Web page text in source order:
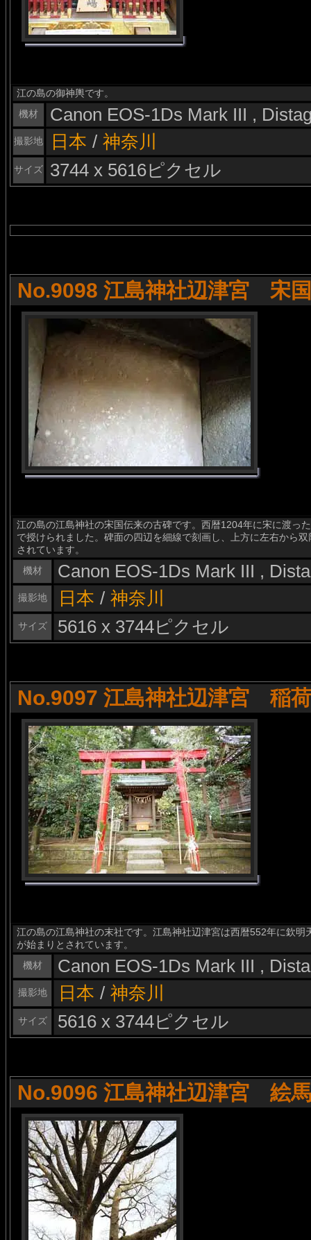
江の島の御神輿です。
機材
Canon EOS-1Ds Mark III ,
撮影地 日本 / 神奈川
サイズ 3744 x 5616ピクセル
No.9098 江島神社辺津宮 宋
江の島の江島神社の宋国伝来の古碑です。西暦1204年に宋に渡っ
で授けられました。碑面の四辺を細線で刻画し、上方に左右から
されています。
機材
Canon EOS-1Ds Mark III ,
撮影地 日本 / 神奈川
サイズ 5616 x 3744ピクセル
No.9097 江島神社辺津宮 稲
江の島の江島神社の末社です。江島神社辺津宮は西暦552年に欽
が始まりとされています。
機材
Canon EOS-1Ds Mark III ,
撮影地 日本 / 神奈川
サイズ 5616 x 3744ピクセル
No.9096 江島神社辺津宮 絵馬